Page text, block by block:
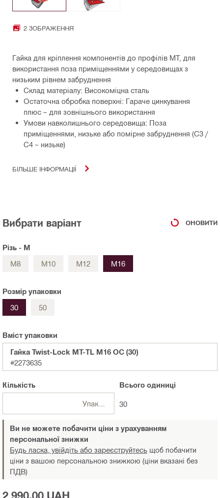
2 ЗОБРАЖЕННЯ
Гайка для кріплення компонентів до профілів MT, для
використання поза приміщеннями у середовищах з
низьким рівнем забруднення
Склад матеріалу: Високоміцна сталь
Остаточна обробка поверхні: Гараче цинкування
плюс – для зовнішнього використання
Умови навколишнього середовища: Поза
приміщеннями, низьке або помірне забруднення (C3 /
C4 – низьке)
БІЛЬШЕ ІНФОРМАЦІЇ
Вибрати варіант ОНОВИТИ
Різь - M
M8
M10 M12 M16
Розмір упаковки
30
50
Вміст упаковки
Гайка Twist-Lock MT-TL M16 OC (30)
#2273635
Кількість
Упаковка
Всьогоодиниці
30
Ви не можете побачити ціни з урахуванням
персональної знижки
Будь ласка, увійдіть або зареєструйтесь щоб побачити
ціни з вашою персональною знижкою (ціни вказані без
ПДВ)